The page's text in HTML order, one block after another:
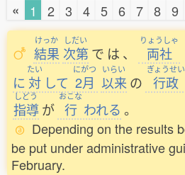
« 1 2 3 4 5 6 7 8 9
けっか
結果
しだい
次第 で は 、
りょうしゃ
両社
に
たい
対 して
にがつ
2月
いらい
以来 の
ぎょうせい
行政
しどう
指導 が
おこな
行 われる 。
Depending on the results
be put under administrative
February.